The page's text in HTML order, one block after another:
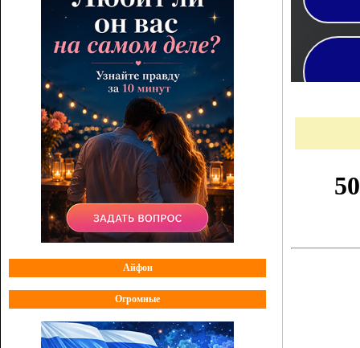
Айфон
Огромные